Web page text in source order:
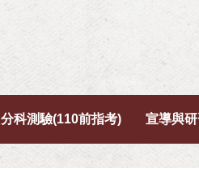
分科測驗(110前指考) 宣導與研